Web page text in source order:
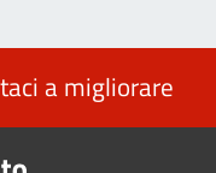
a migliorare